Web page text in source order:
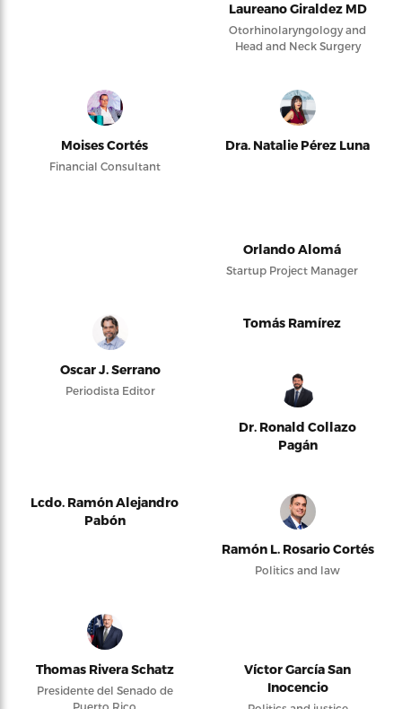
Laureano Giraldez MD
Otorhinolaryngology and
Head and Neck Surgery
Moises Cortés
Financial Consultant
Dra. Natalie Pérez Luna
Orlando Alomá
Startup Project Manager
Oscar J. Serrano
Periodista Editor
Tomás Ramírez
Dr. Ronald Collazo
Pagán
Lcdo. Ramón Alejandro
Pabón
Ramón L. Rosario Cortés
Politics and law
Thomas Rivera Schatz
Presidente del Senado de
Puerto Rico
Víctor García San
Inocencio